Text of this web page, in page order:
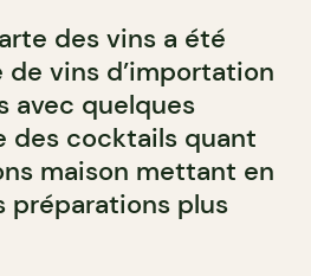
des vins a été
vins d’importation
avec quelques
des cocktails quant
maison mettant en
préparations plus